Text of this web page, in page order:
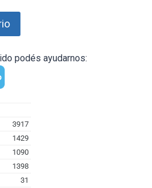
podés ayudarnos: